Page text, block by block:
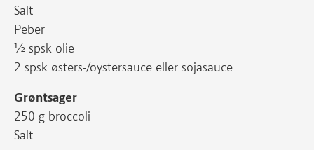
Salt
Peber
½ spsk olie
2 spsk østers-/oystersauce eller sojasauce
Grøntsager
250 g broccoli
Salt